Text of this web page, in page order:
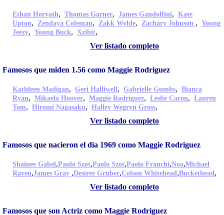
Ethan Horvath, Thomas Garner, James Gandolfini, Kate
Upton, Zendaya Coleman, Zakk Wylde, Zachary Johnson , Young
Jeezy, Young Buck, Xzibit,
Ver listado completo
Famosos que miden 1.56 como Maggie Rodriguez
Kathleen Madigan, Geri Halliwell, Gabrielle Gumbs, Bianca
Ryan, Mikaela Hoover, Maggie Rodriguez, Leslie Caron, Lauren
Tom, Hiromi Nagasaku, Halley Wegryn Gross,
Ver listado completo
Famosos que nacieron el dia 1969 como Maggie Rodriguez
Shainee Gabel,Paulo Szot,Paolo Szot,Paolo Franchi,Noa,Michael
Raven,James Gray ,Desiree Gruber,Colson Whitehead,Buckethead,
Ver listado completo
Famosos que son Actriz como Maggie Rodriguez